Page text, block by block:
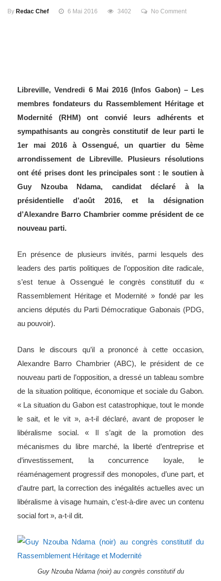
By Redac Chef 6 Mai 2016 3402 No Comment
Libreville, Vendredi 6 Mai 2016 (Infos Gabon) – Les
membres fondateurs du Rassemblement Héritage et
Modernité (RHM) ont convié leurs adhérents et
sympathisants au congrès constitutif de leur parti le
1er mai 2016 à Ossengué, un quartier du 5ème
arrondissement de Libreville. Plusieurs résolutions
ont été prises dont les principales sont : le soutien à
Guy Nzouba Ndama, candidat déclaré à la
présidentielle d’août 2016, et la désignation
d’Alexandre Barro Chambrier comme président de ce
nouveau parti.
En présence de plusieurs invités, parmi lesquels des
leaders des partis politiques de l’opposition dite radicale,
s’est tenue à Ossengué le congrès constitutif du «
Rassemblement Héritage et Modernité » fondé par les
anciens députés du Parti Démocratique Gabonais (PDG,
au pouvoir).
Dans le discours qu’il a prononcé à cette occasion,
Alexandre Barro Chambrier (ABC), le président de ce
nouveau parti de l’opposition, a dressé un tableau sombre
de la situation politique, économique et sociale du Gabon.
« La situation du Gabon est catastrophique, tout le monde
le sait, et le vit », a-t-il déclaré, avant de proposer le
libéralisme social. « Il s’agit de la promotion des
mécanismes du libre marché, la liberté d’entreprise et
d’investissement, la concurrence loyale, le
réaménagement progressif des monopoles, d’une part, et
d’autre part, la correction des inégalités actuelles avec un
libéralisme à visage humain, c’est-à-dire avec un contenu
social fort », a-t-il dit.
Guy Nzouba Ndama (noir) au congrès constitutif du